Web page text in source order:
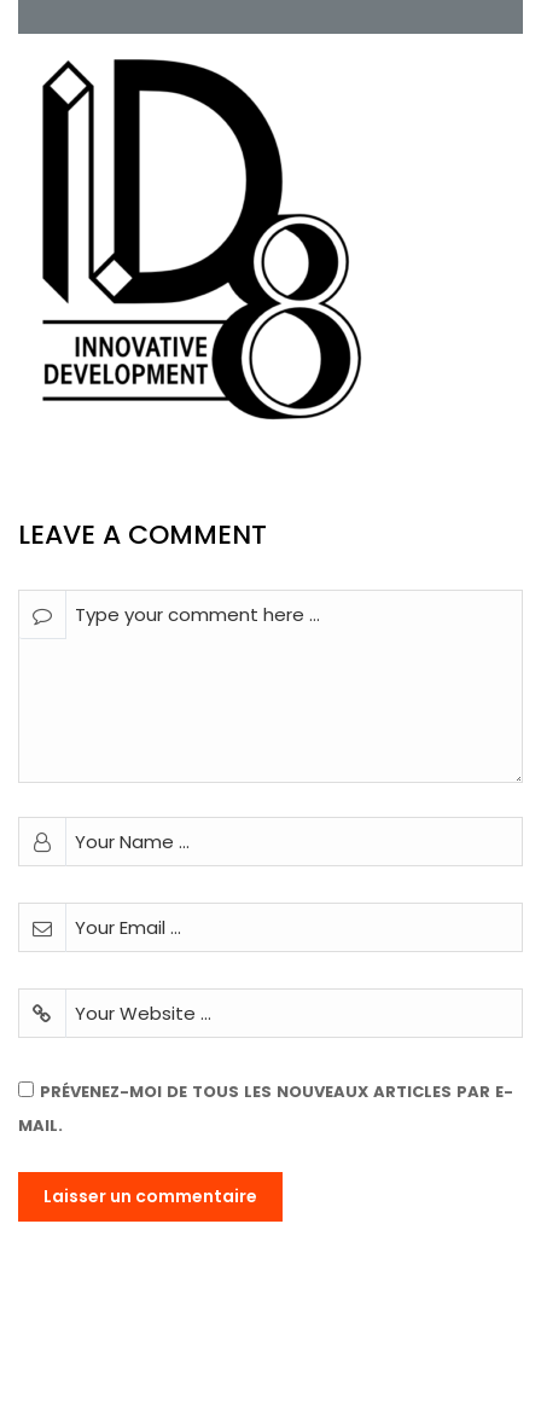
LEAVE A COMMENT
PRÉVENEZ-MOI DE TOUS LES NOUVEAUX ARTICLES PAR E-
MAIL.